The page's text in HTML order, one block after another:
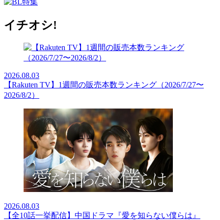
イチオシ!
2026.08.03
【Rakuten TV】1週間の販売本数ランキング（2026/7/27〜
2026/8/2）
2026.08.03
【全10話一挙配信】中国ドラマ『愛を知らない僕らは』